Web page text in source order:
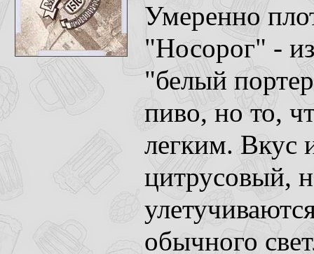
Умеренно
"Носорог" -
"белый
пиво, но то,
легким. Вкус
цитрусовый,
обычного